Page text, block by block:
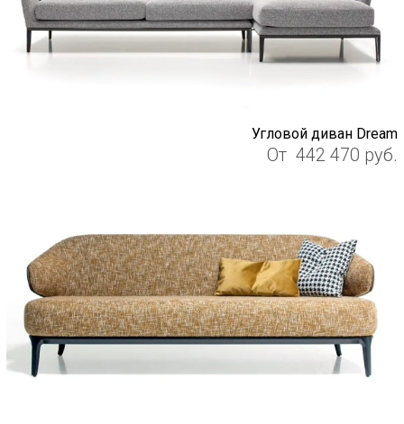
Угловой диван Dream
От 442 470 руб.